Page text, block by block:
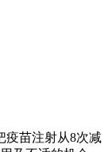
疫苗注射从8次减